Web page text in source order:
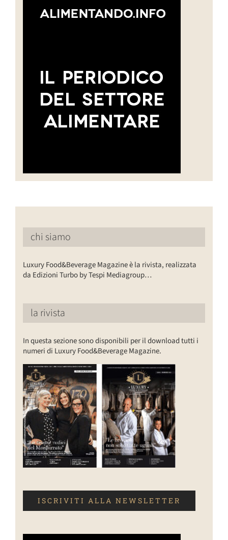
chi siamo
Luxury Food&Beverage Magazine è la rivista, realizzata
da Edizioni Turbo by Tespi Mediagroup…
la rivista
In questa sezione sono disponibili per il download tutti i
numeri di Luxury Food&Beverage Magazine.
ISCRIVITI ALLA NEWSLETTER